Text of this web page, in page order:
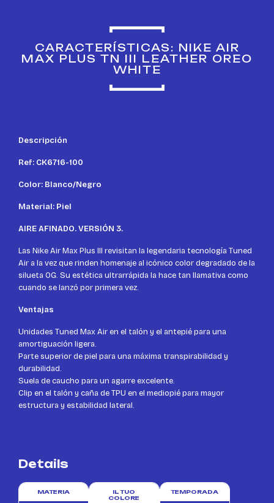
CARACTERÍSTICAS: NIKE AIR
MAX PLUS TN III LEATHER OREO
WHITE
Descripción
Ref: CK6716-100
Color: Blanco/Negro
Material: Piel
AIRE AFINADO. VERSIÓN 3.
Las Nike Air Max Plus III revisitan la legendaria tecnología Tuned
Air a la vez que rinden homenaje al icónico color degradado de la
silueta OG. Su estética ultrarrápida la hace tan llamativa como
cuando se lanzó por primera vez.
Ventajas
Unidades Tuned Max Air en el talón y el antepié para una
amortiguación ligera.
Parte superior de piel para una máxima transpirabilidad y
durabilidad.
Suela de caucho para un agarre excelente.
Clip en el talón y caña de TPU en el mediopié para mayor
estructura y estabilidad lateral.
Details
MATERIA
IL TUO
COLORE
TEMPORADA